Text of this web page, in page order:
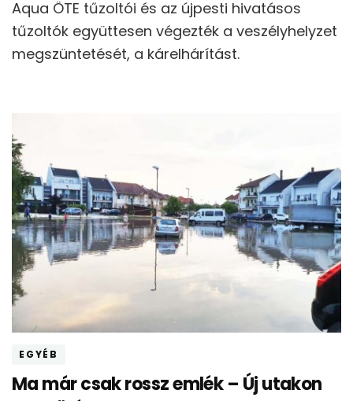
Aqua ÖTE tűzoltói és az újpesti hivatásos
tűzoltók együttesen végezték a veszélyhelyzet
megszüntetését, a kárelhárítást.
EGYÉB
Ma már csak rossz emlék – Új utakon